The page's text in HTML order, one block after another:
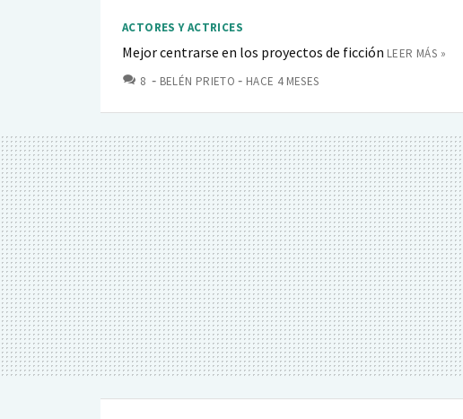
ACTORES Y ACTRICES
Mejor centrarse en los proyectos de ficción LEER MÁS »
8 COMENTARIOS
BELÉN PRIETO HACE 4 MESES